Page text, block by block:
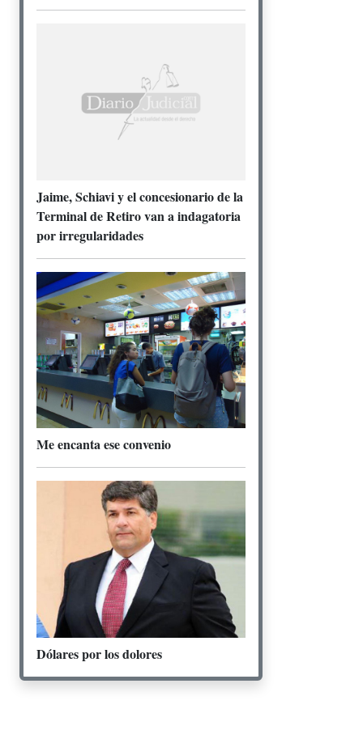
Jaime, Schiavi y el concesionario de la
Terminal de Retiro van a indagatoria
por irregularidades
Me encanta ese convenio
Dólares por los dolores